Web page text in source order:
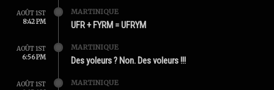
AOÛT 1ST
8:42 PM
MARTINIQUE
UFR + FYRM = UFRYM
AOÛT 1ST
6:56 PM
MARTINIQUE
Des yoleurs ? Non. Des voleurs !!!
AOÛT 1ST
MARTINIQUE